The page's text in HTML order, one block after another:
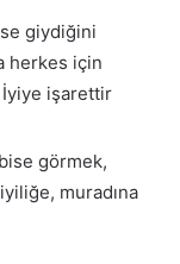
giydiğini
herkes için
İyiye işarettir
görmek,
muradına